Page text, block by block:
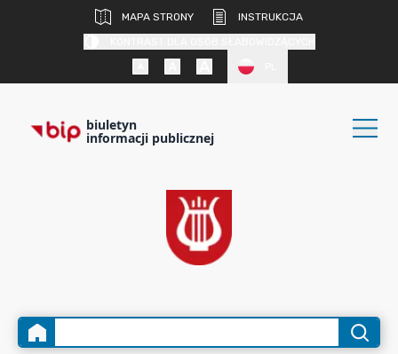
MAPA STRONY
INSTRUKCJA
biuletyn
informacji publicznej